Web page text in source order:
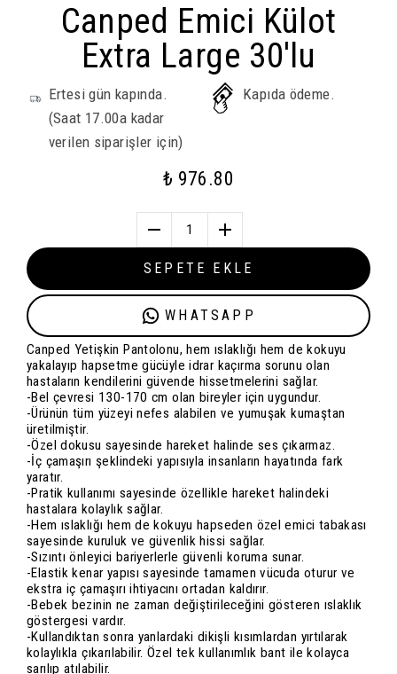
Canped Emici Külot
Extra Large 30'lu
Ertesi gün kapında.
(Saat 17.00a kadar
verilen siparişler için)
Kapıda ödeme.
₺ 976.80
1
SEPETE EKLE
WHATSAPP
Canped Yetişkin Pantolonu, hem ıslaklığı hem de kokuyu
yakalayıp hapsetme gücüyle idrar kaçırma sorunu olan
hastaların kendilerini güvende hissetmelerini sağlar.
-Bel çevresi 130-170 cm olan bireyler için uygundur.
-Ürünün tüm yüzeyi nefes alabilen ve yumuşak kumaştan
üretilmiştir.
-Özel dokusu sayesinde hareket halinde ses çıkarmaz.
-İç çamaşırı şeklindeki yapısıyla insanların hayatında fark
yaratır.
-Pratik kullanımı sayesinde özellikle hareket halindeki
hastalara kolaylık sağlar.
-Hem ıslaklığı hem de kokuyu hapseden özel emici tabakası
sayesinde kuruluk ve güvenlik hissi sağlar.
-Sızıntı önleyici bariyerlerle güvenli koruma sunar.
-Elastik kenar yapısı sayesinde tamamen vücuda oturur ve
ekstra iç çamaşırı ihtiyacını ortadan kaldırır.
-Bebek bezinin ne zaman değiştirileceğini gösteren ıslaklık
göstergesi vardır.
-Kullandıktan sonra yanlardaki dikişli kısımlardan yırtılarak
kolaylıkla çıkarılabilir. Özel tek kullanımlık bant ile kolayca
sarılıp atılabilir.